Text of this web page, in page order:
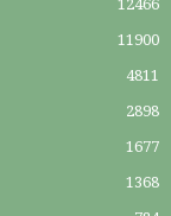
12466
11900
4811
2898
1677
1368